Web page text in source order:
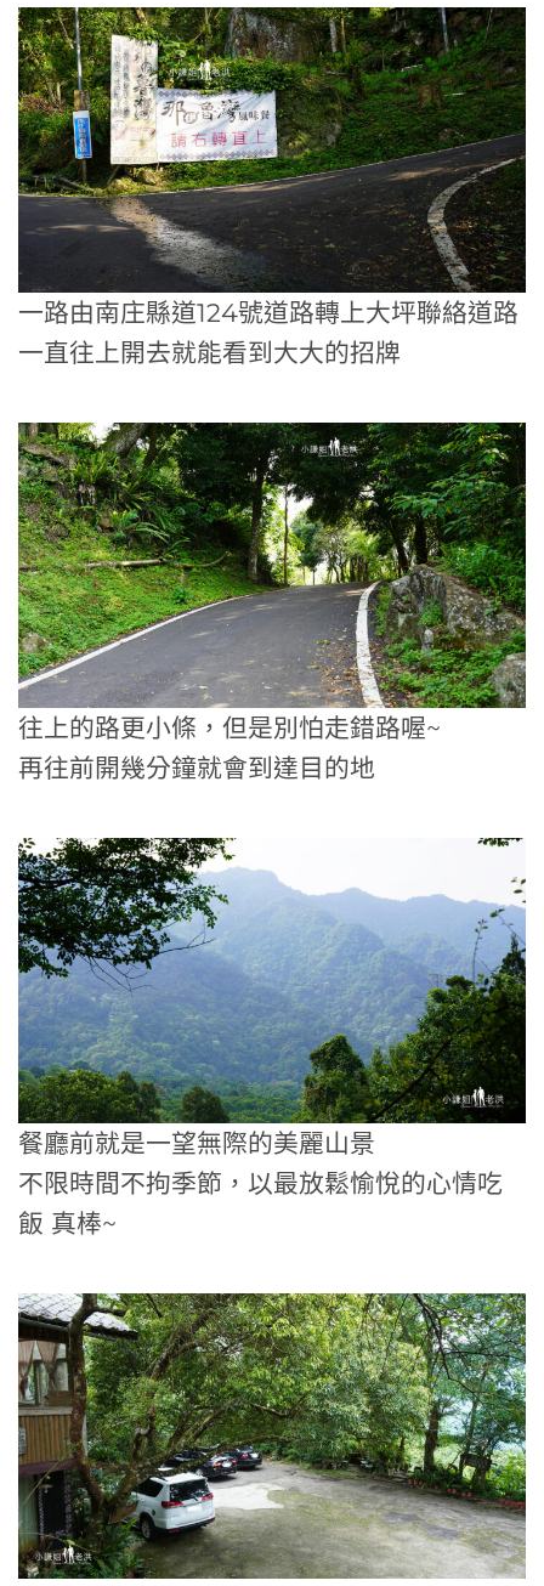
一路由南庄縣道124號道路轉上大坪聯絡道路
一直往上開去就能看到大大的招牌
往上的路更小條，但是別怕走錯路喔~
再往前開幾分鐘就會到達目的地
餐廳前就是一望無際的美麗山景
不限時間不拘季節，以最放鬆愉悅的心情吃
飯 真棒~